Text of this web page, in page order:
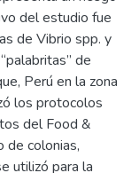
del estudio fue
de Vibrio spp. y
de
Perú en la zona
los protocolos
del Food &
de colonias,
utilizó para la